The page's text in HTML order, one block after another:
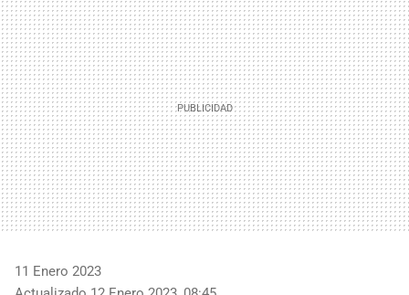
11 Enero 2023